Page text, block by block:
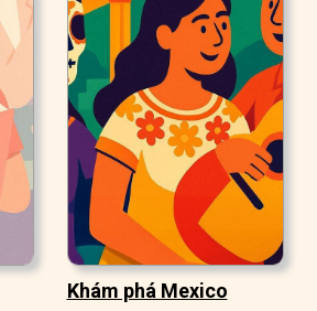
Khám phá Mexico